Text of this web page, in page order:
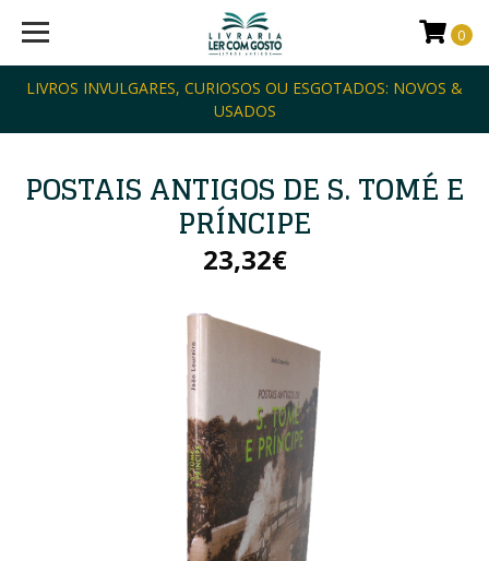
LIVROS INVULGARES, CURIOSOS OU ESGOTADOS: NOVOS &
USADOS
0
POSTAIS ANTIGOS DE S. TOMÉ E
PRÍNCIPE
23,32€